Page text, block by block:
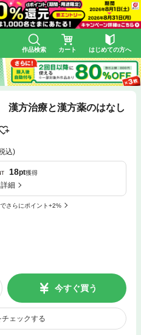
作品検索 カート はじめての方へ
漢方治療と漢方薬のはなし
込)
18pt獲得
細
さらにポイント+2%
今すぐ買う
ェックする